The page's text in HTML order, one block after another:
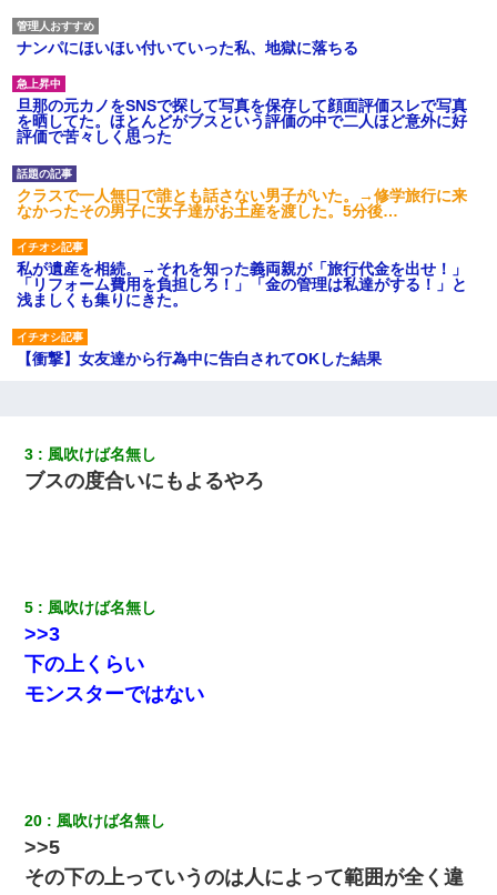
ナンパにほいほい付いていった私、地獄に落ちる
旦那の元カノをSNSで探して写真を保存して顔面評価スレで写真
を晒してた。ほとんどがブスという評価の中で二人ほど意外に好
評価で苦々しく思った
クラスで一人無口で誰とも話さない男子がいた。→修学旅行に来
なかったその男子に女子達がお土産を渡した。5分後…
私が遺産を相続。→それを知った義両親が「旅行代金を出せ！」
「リフォーム費用を負担しろ！」「金の管理は私達がする！」と
浅ましくも集りにきた。
【衝撃】女友達から行為中に告白されてOKした結果
っ」私『使った貯金はあげるから』→すると…
故私が怒鳴られなきゃいけなかったのだ
兄の新しい嫁がやらかしすぎて辛い。当たり前のように実家や姪
の幼稚園に来る
三年働いてたパートを突然クビになった。しかし元職場の主要取
引先のトップが母方の叔父だったので…
3 風吹けば名無し
ブスの度合いにもよるやろ
5 風吹けば名無し
>>3
下の上くらい
モンスターではない
20 風吹けば名無し
>>5
その下の上っていうのは人によって範囲が全く違